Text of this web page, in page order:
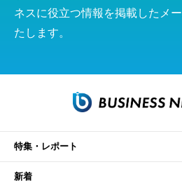
ネスに役立つ情報を掲載したメ
たします。
特集・レポート
新着